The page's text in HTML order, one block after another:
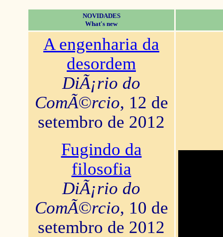
NOVIDADES
What's new
A engenharia da
desordem
DiÃ¡rio do
ComÃ©rcio, 12 de
setembro de 2012
Fugindo da
filosofia
DiÃ¡rio do
ComÃ©rcio, 10 de
setembro de 2012